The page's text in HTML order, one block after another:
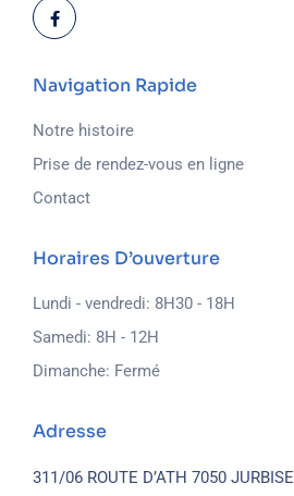
Navigation Rapide
Notre histoire
Prise de rendez-vous en ligne
Contact
Horaires D’ouverture
Lundi - vendredi: 8H30 - 18H
Samedi: 8H - 12H
Dimanche: Fermé
Adresse
311/06 ROUTE D’ATH 7050 JURBISE